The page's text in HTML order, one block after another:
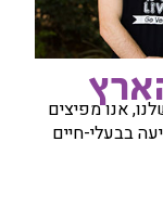
אנו מפיצים
בבעלי-חיים